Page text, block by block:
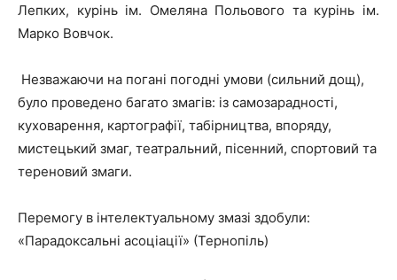
Лепких, курінь ім. Омеляна Польового та курінь ім.
Марко Вовчок.
Незважаючи на погані погодні умови (сильний дощ),
було проведено багато змагів: із самозарадності,
куховарення, картографії, табірництва, впоряду,
мистецький змаг, театральний, пісенний, спортовий та
тереновий змаги.
Перемогу в інтелектуальному змазі здобули:
«Парадоксальні асоціації» (Тернопіль)